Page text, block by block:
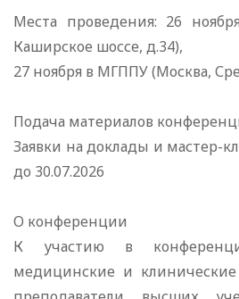
Места проведения: 26
Каширское шоссе, д.34),
27 ноября в МГППУ (Москва,
Подача материалов
Заявки на доклады и мастер-
до 30.07.2026
О конференции
К участию в
медицинские и клинические